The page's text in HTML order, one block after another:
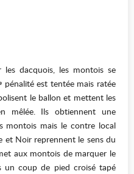
dacquois, les montois se
pénalité est tentée mais ratée
le ballon et mettent les
mêlée. Ils obtiennent une
montois mais le contre local
et Noir reprennent le sens du
aux montois de marquer le
un coup de pied croisé tapé